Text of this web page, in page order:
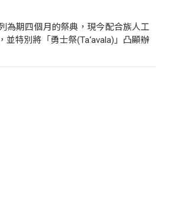
為期四個月的祭典，現今配合族人工
並特別將「勇士祭(Ta‘avala)」凸顯辦